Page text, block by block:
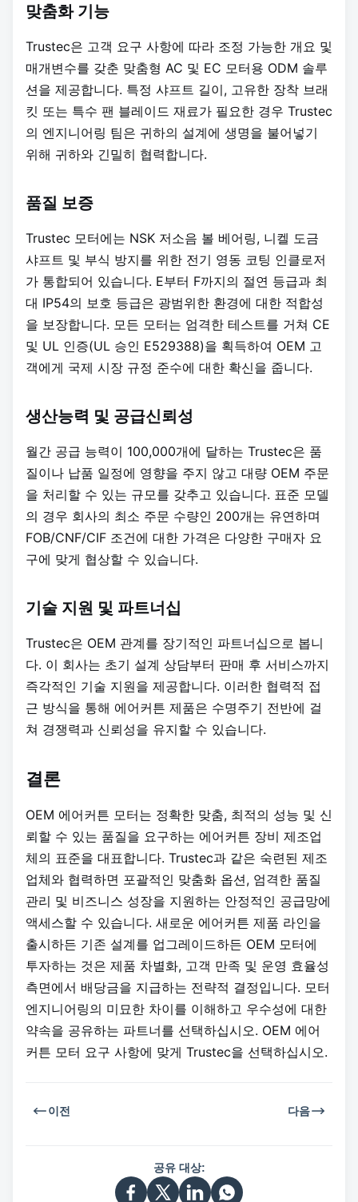
맞춤화 기능
Trustec은 고객 요구 사항에 따라 조정 가능한 개요 및
매개변수를 갖춘 맞춤형 AC 및 EC 모터용 ODM 솔루
션을 제공합니다. 특정 샤프트 길이, 고유한 장착 브래
킷 또는 특수 팬 블레이드 재료가 필요한 경우 Trustec
의 엔지니어링 팀은 귀하의 설계에 생명을 불어넣기
위해 귀하와 긴밀히 협력합니다.
품질 보증
Trustec 모터에는 NSK 저소음 볼 베어링, 니켈 도금
샤프트 및 부식 방지를 위한 전기 영동 코팅 인클로저
가 통합되어 있습니다. E부터 F까지의 절연 등급과 최
대 IP54의 보호 등급은 광범위한 환경에 대한 적합성
을 보장합니다. 모든 모터는 엄격한 테스트를 거쳐 CE
및 UL 인증(UL 승인 E529388)을 획득하여 OEM 고
객에게 국제 시장 규정 준수에 대한 확신을 줍니다.
생산능력 및 공급신뢰성
월간 공급 능력이 100,000개에 달하는 Trustec은 품
질이나 납품 일정에 영향을 주지 않고 대량 OEM 주문
을 처리할 수 있는 규모를 갖추고 있습니다. 표준 모델
의 경우 회사의 최소 주문 수량인 200개는 유연하며
FOB/CNF/CIF 조건에 대한 가격은 다양한 구매자 요
구에 맞게 협상할 수 있습니다.
기술 지원 및 파트너십
Trustec은 OEM 관계를 장기적인 파트너십으로 봅니
다. 이 회사는 초기 설계 상담부터 판매 후 서비스까지
즉각적인 기술 지원을 제공합니다. 이러한 협력적 접
근 방식을 통해 에어커튼 제품은 수명주기 전반에 걸
쳐 경쟁력과 신뢰성을 유지할 수 있습니다.
결론
OEM 에어커튼 모터는 정확한 맞춤, 최적의 성능 및 신
뢰할 수 있는 품질을 요구하는 에어커튼 장비 제조업
체의 표준을 대표합니다. Trustec과 같은 숙련된 제조
업체와 협력하면 포괄적인 맞춤화 옵션, 엄격한 품질
관리 및 비즈니스 성장을 지원하는 안정적인 공급망에
액세스할 수 있습니다. 새로운 에어커튼 제품 라인을
출시하든 기존 설계를 업그레이드하든 OEM 모터에
투자하는 것은 제품 차별화, 고객 만족 및 운영 효율성
측면에서 배당금을 지급하는 전략적 결정입니다. 모터
엔지니어링의 미묘한 차이를 이해하고 우수성에 대한
약속을 공유하는 파트너를 선택하십시오. OEM 에어
커튼 모터 요구 사항에 맞게 Trustec을 선택하십시오.
이전 다음
공유 대상: